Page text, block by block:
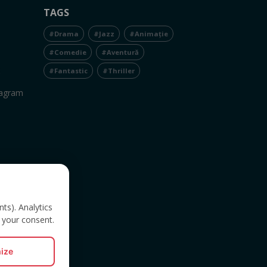
TAGS
#Drama #Jazz #Animație
#Comedie #Aventură
#Fantastic #Thriller
Analytics
consent.